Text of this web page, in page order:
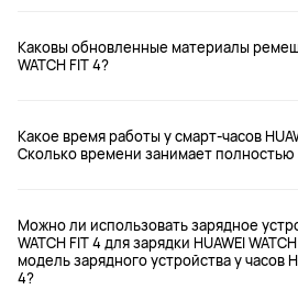
Каковы обновленные материалы
WATCH FIT 4?
Какое время работы у смарт-часов
Сколько времени занимает полностью
Можно ли использовать зарядное
WATCH FIT 4 для зарядки HUAWEI
модель зарядного устройства у часов
4?